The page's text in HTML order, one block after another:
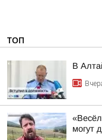
ТОП
В
могут